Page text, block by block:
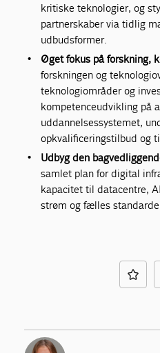
kritiske teknologier, og
partnerskaber via tidlig
udbudsformer.
Øget fokus på forskning,
forskningen og
teknologiområder og
kompetenceudvikling på
uddannelsessystemet,
opkvalificeringstilbud og
Udbyg den
samlet plan for digital
kapacitet til datacentre,
strøm og fælles